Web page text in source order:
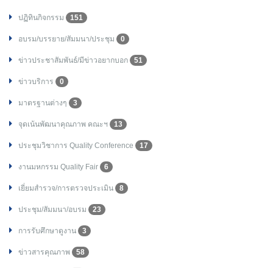
ปฏิทินกิจกรรม 151
อบรม/บรรยาย/สัมมนา/ประชุม 0
ข่าวประชาสัมพันธ์/มีข่าวอยากบอก 51
ข่าวบริการ 0
มาตรฐานต่างๆ 3
จุดเน้นพัฒนาคุณภาพ คณะฯ 13
ประชุมวิชาการ Quality Conference 17
งานมหกรรม Quality Fair 6
เยี่ยมสำรวจ/การตรวจประเมิน 8
ประชุม/สัมมนา/อบรม 23
การรับศึกษาดูงาน 3
ข่าวสารคุณภาพ 58